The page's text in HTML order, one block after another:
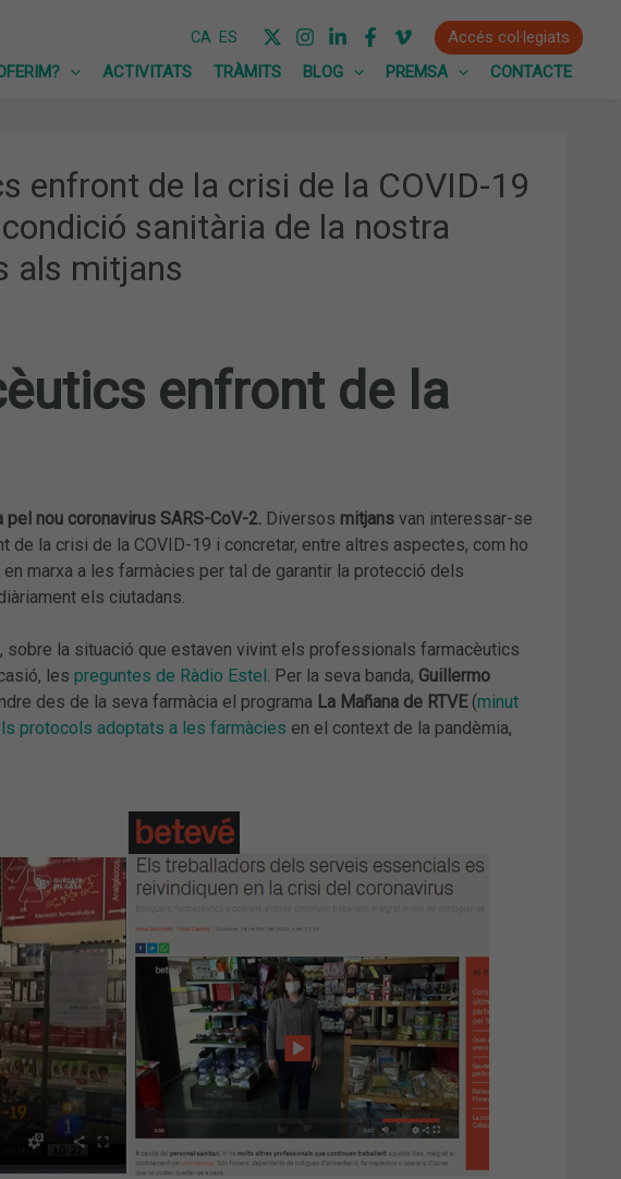
CA ES
Accés col·legiats
ACTIVITATS TRÀMITS BLOG PREMSA CONTACTE
enfront de la crisi de la COVID-19
sanitària de la nostra
als mitjans
enfront de la
nou coronavirus SARS-CoV-2. Diversos mitjansvan interessar-se
la crisi de la COVID-19 i concretar, entre altres aspectes, com ho
marxa a les farmàcies per tal de garantir la protecció dels
els ciutadans.
sobre la situació que estaven vivint els professionals farmacèutics
les preguntes de Ràdio Estel. Per la seva banda, Guillermo
des de la seva farmàcia el programa La Mañana de RTVE(minut
protocols adoptats a les farmàcies en el context de la pandèmia,